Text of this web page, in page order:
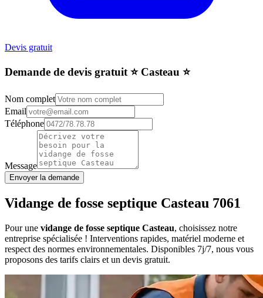
Devis gratuit
Demande de devis gratuit ⭐️ Casteau ⭐️
Nom complet
Email
Téléphone
Message
Envoyer la demande
Vidange de fosse septique Casteau 7061
Pour une vidange de fosse septique Casteau, choisissez notre
entreprise spécialisée ! Interventions rapides, matériel moderne et
respect des normes environnementales. Disponibles 7j/7, nous vous
proposons des tarifs clairs et un devis gratuit.